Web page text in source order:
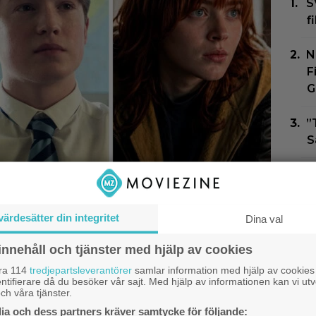
klara… och det
namn
din integritet Dina val
och tjänster med hjälp av cookies
114 tredjepartsleverantörer samlar information med hjälp av cookies
då du besöker vår sajt. Med hjälp av informationen kan vi
våra tjänster.
och dess partners kräver samtycke för följande: